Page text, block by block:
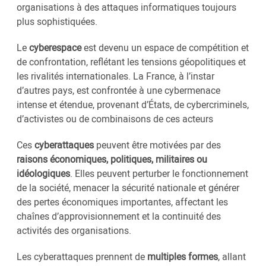
organisations à des attaques informatiques toujours
plus sophistiquées.
Lecyberespaceest devenu un espace de compétition et
de confrontation, reflétant les tensions géopolitiques et
les rivalités internationales. La France, à l’instar
d’autres pays, est confrontée à une cybermenace
intense et étendue, provenant d’États, de cybercriminels,
d’activistes ou de combinaisons de ces acteurs
Cescyberattaques peuvent être motivées par des
raisons économiques, politiques, militaires ou
idéologiques. Elles peuvent perturber le fonctionnement
de la société, menacer la sécurité nationale et générer
des pertes économiques importantes, affectant les
chaînes d’approvisionnement et la continuité des
activités des organisations.
Les cyberattaques prennent de multiples formes, allant